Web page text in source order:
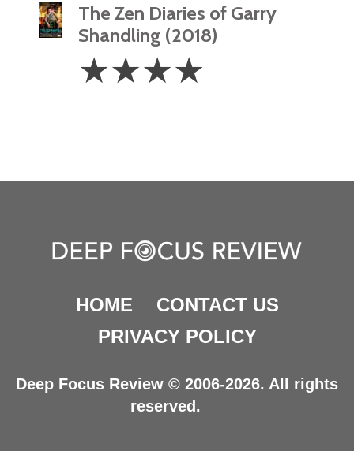
The Zen Diaries of Garry
Shandling (2018)
Stars
☆☆☆☆
HOME
CONTACT US
PRIVACY POLICY
Deep Focus Review © 2006-2026. All rights
reserved.